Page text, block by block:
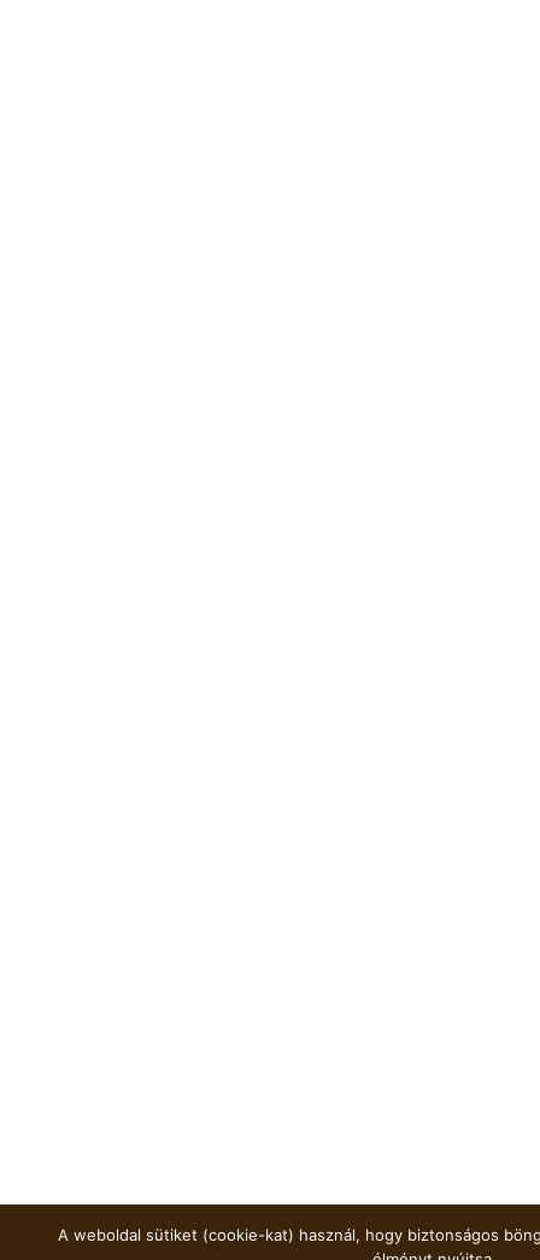
A weboldal sütiket (cookie-kat) használ, hogy biztonságos